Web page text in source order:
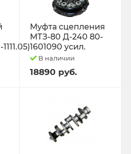
Муфта сцепления
МТЗ-80 Д-240 80-
1601090 усил.
В наличии
18890 руб.